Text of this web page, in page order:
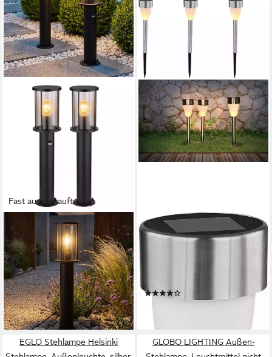
Fast ausverkauft
GLOBO LIGHTING
Außen-Stehlampe,
Leuchtmittel nicht inklusive,
2x Stehlampe Edelstahl Glas
Außenleuchte
Bewegungsmelder H 60 cm
127,99 €
lieferbar - in 3-4 Werktagen bei dir
GLOBO LIGHTING
LED Solarleuchte SOLAR,
Schiebeschalter, IP44
lieferbar - in 4-5 Werktagen bei dir
EGLO Stehlampe Helsinki
GLOBO LIGHTING Außen-